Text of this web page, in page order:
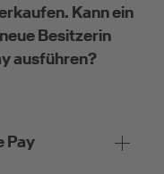
Kann ein
Besitzerin
ausführen?
Pay